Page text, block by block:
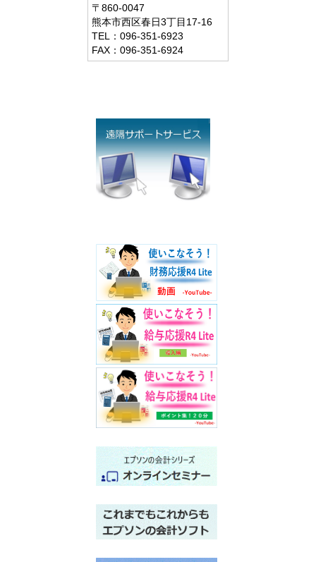
〒860-0047
熊本市西区春日3丁目17-16
TEL：096-351-6923
FAX：096-351-6924